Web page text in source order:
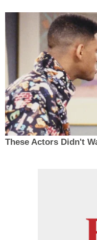
These Actors Didn't